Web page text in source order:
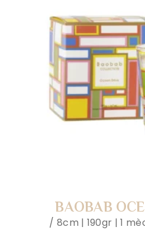
BAOBAB
8cm | 190gr | 1